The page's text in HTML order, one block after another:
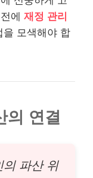
에 재정 관리
을 모색해야 합
의 연결
의 파산 위